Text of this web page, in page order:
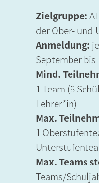
Zielgruppe:
der Ober- und
Anmeldung:
September bis
Mind.
1 Team (6
Lehrer*in)
Max.
1
Max. Teams
Teams/